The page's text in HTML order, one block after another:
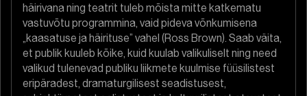
häirivana ning teatrit tuleb mõista mitte katkematu
vastuvõtu programmina, vaid pideva võnkumisena
„kaasatuse ja häirituse” vahel (Ross Brown). Saab väita,
et publik kuuleb kõike, kuid kuulab valikuliselt ning need
valikud tulenevad publiku liikmete kuulmise füüsilistest
eripäradest, dramaturgilisest seadistusest,